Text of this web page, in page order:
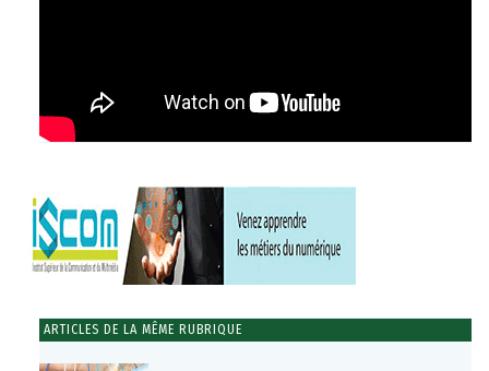
ARTICLES DE LA MÊME RUBRIQUE